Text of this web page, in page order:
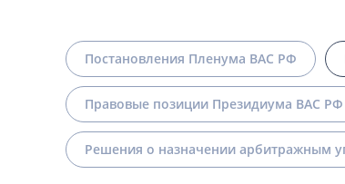
Постановления Пленума ВАС РФ
Правовые позиции Президиума ВАС РФ
Решения о назначении арбитражным